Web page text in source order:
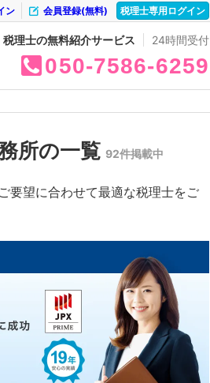
税理士専用ログイン
会員登録(無料)
ン
税理士の無料紹介サービス 24時間受付
050 7586 6259
所の一覧 92件掲載中
要望に合わせて最適な税理士をご